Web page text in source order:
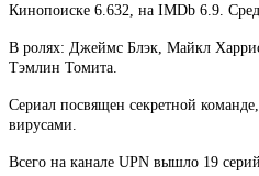
Кинопоиске 6.632, на IMDb 6.9.
В ролях: Джеймс Блэк, Майкл
Тэмлин Томита.
Сериал посвящен секретной
вирусами.
Всего на канале UPN вышло 19